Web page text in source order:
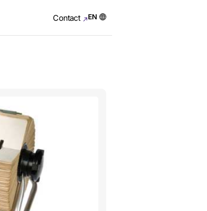
Contact EN